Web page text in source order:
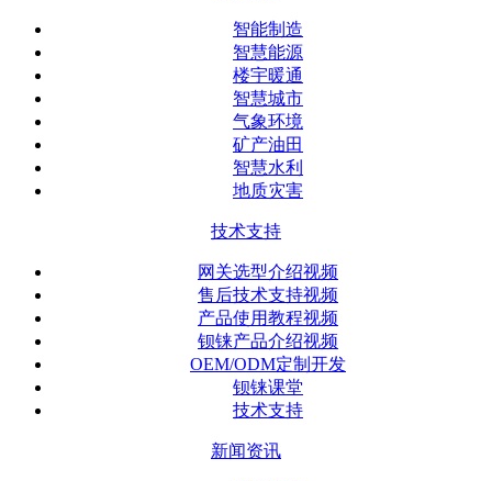
智能制造
智慧能源
楼宇暖通
智慧城市
气象环境
矿产油田
智慧水利
地质灾害
技术支持
网关选型介绍视频
售后技术支持视频
产品使用教程视频
钡铼产品介绍视频
OEM/ODM定制开发
钡铼课堂
技术支持
新闻资讯